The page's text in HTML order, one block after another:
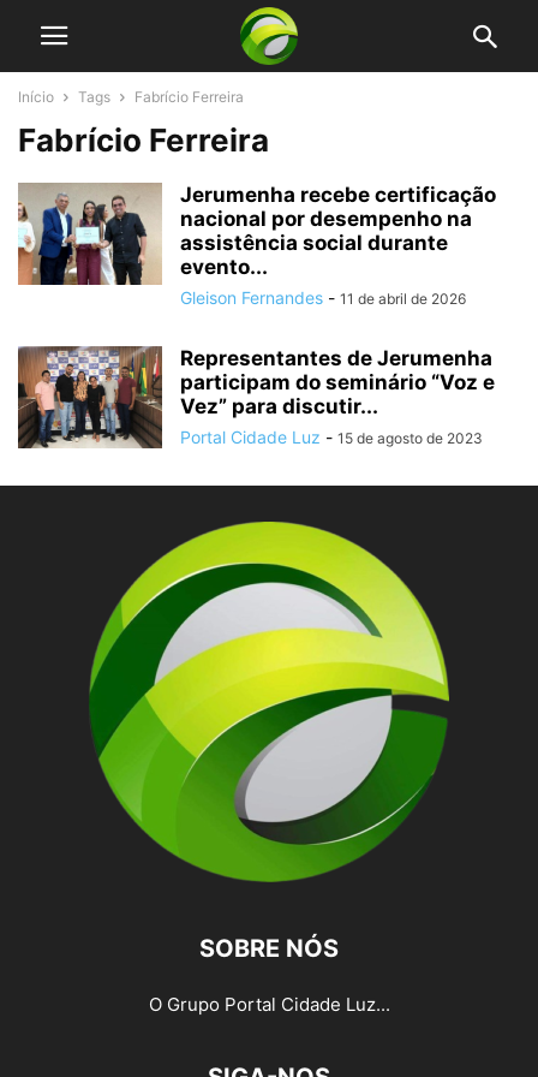
Início Tags Fabrício Ferreira
Fabrício Ferreira
Jerumenha recebe certificação
nacional por desempenho na
assistência social durante
evento...
Gleison Fernandes - 11 de abril de 2026
Representantes de Jerumenha
participam do seminário “Voz e
Vez” para discutir...
Portal Cidade Luz - 15 de agosto de 2023
SOBRE NÓS
O Grupo Portal Cidade Luz...